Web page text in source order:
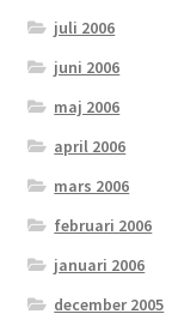
juli 2006
juni 2006
maj 2006
april 2006
mars 2006
februari 2006
januari 2006
december 2005